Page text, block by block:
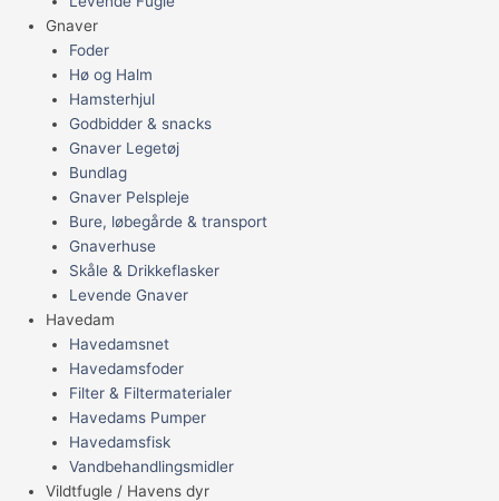
Gnaver
Foder
Hø og Halm
Hamsterhjul
Godbidder & snacks
Gnaver Legetøj
Bundlag
Gnaver Pelspleje
Bure, løbegårde & transport
Gnaverhuse
Skåle & Drikkeflasker
Levende Gnaver
Havedam
Havedamsnet
Havedamsfoder
Filter & Filtermaterialer
Havedams Pumper
Havedamsfisk
Vandbehandlingsmidler
Vildtfugle / Havens dyr